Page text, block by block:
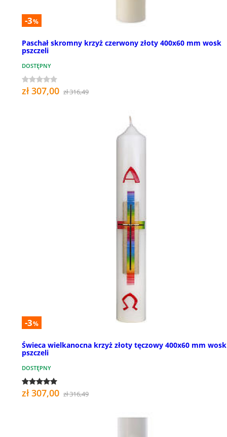
-3%
Paschał skromny krzyż czerwony złoty 400x60 mm wosk
pszczeli
DOSTĘPNY
zł 307,00 zł 316,49
-3%
Świeca wielkanocna krzyż złoty tęczowy 400x60 mm wosk
pszczeli
DOSTĘPNY
zł 307,00 zł 316,49